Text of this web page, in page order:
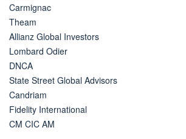
Carmignac
Theam
Allianz Global Investors
Lombard Odier
DNCA
State Street Global Advisors
Candriam
Fidelity International
CM CIC AM